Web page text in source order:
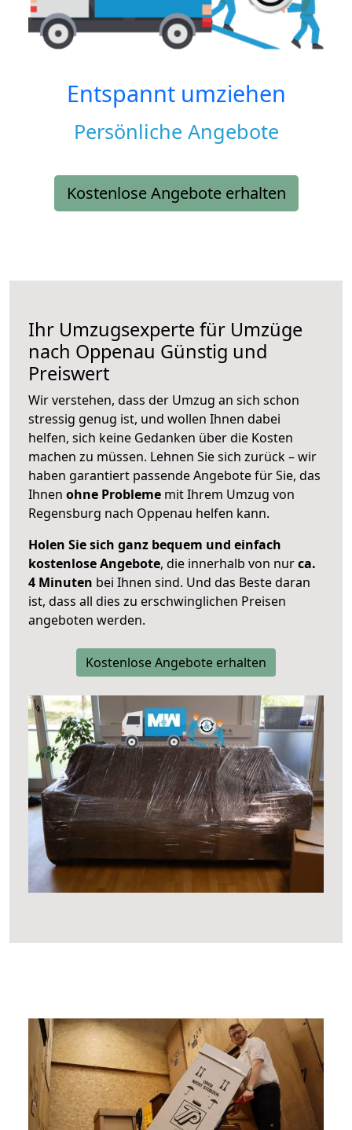
Entspannt umziehen
Persönliche Angebote
Kostenlose Angebote erhalten
Ihr Umzugsexperte für Umzüge
nach Oppenau Günstig und
Preiswert
Wir verstehen, dass der Umzug an sich schon
stressig genug ist, und wollen Ihnen dabei
helfen, sich keine Gedanken über die Kosten
machen zu müssen. Lehnen Sie sich zurück – wir
haben garantiert passende Angebote für Sie, das
Ihnen ohne Probleme mit Ihrem Umzug von
Regensburg nach Oppenau helfen kann.
Holen Sie sich ganz bequem und einfach
kostenlose Angebote, die innerhalb von nurca.
4 Minuten bei Ihnen sind. Und das Beste daran
ist, dass all dies zu erschwinglichen Preisen
angeboten werden.
Kostenlose Angebote erhalten